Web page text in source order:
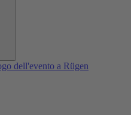
dell'evento a Rügen